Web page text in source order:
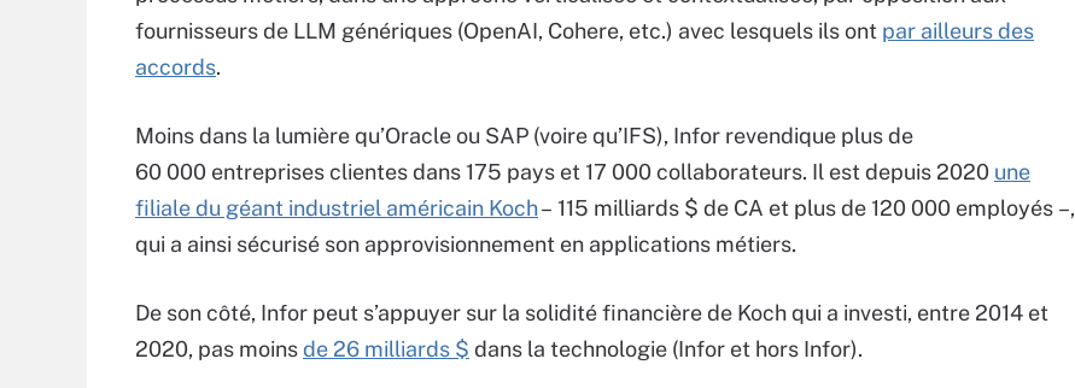
fournisseurs de LLM génériques (OpenAI, Cohere, etc.) avec lesquels ils ont par ailleurs des
accords.
Moins dans la lumière qu’Oracle ou SAP (voire qu’IFS), Infor revendique plus de
60 000 entreprises clientes dans 175 pays et 17 000 collaborateurs. Il est depuis 2020 une
filiale du géant industriel américain Koch– 115 milliards $ de CA et plus de 120 000 employés –,
qui a ainsi sécurisé son approvisionnement en applications métiers.
De son côté, Infor peut s’appuyer sur la solidité financière de Koch qui a investi, entre 2014 et
2020, pas moinsde 26 milliards $ dans la technologie (Infor et hors Infor).